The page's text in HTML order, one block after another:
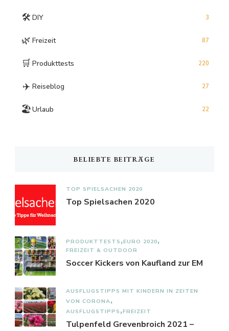
🛠️ DIY 3
🌿 Freizeit 87
🛒 Produkttests 220
✈️ Reiseblog 27
🏖️Urlaub 22
BELIEBTE BEITRÄGE
TOP SPIELSACHEN 2020
Top Spielsachen 2020
PRODUKTTESTS EURO 2020
FREIZEIT & OUTDOOR
Soccer Kickers von Kaufland zur EM
AUSFLUGSTIPPS MIT KINDERN IN ZEITEN
VON CORONA
AUSFLUGSTIPPS FREIZEIT
Tulpenfeld Grevenbroich 2021 –